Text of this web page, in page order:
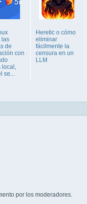
las
de
con
local,
se...
Heretic o cómo
eliminar
fácilmente la
censura en un
LLM
por los moderadores.